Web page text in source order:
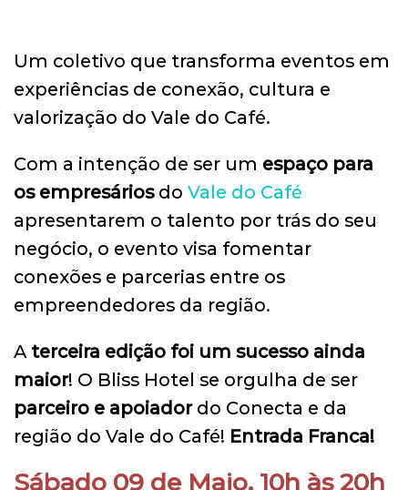
Um coletivo que transforma eventos em
experiências de conexão, cultura e
valorização do Vale do Café.
Com a intenção de ser um espaço para
os empresáriosdo Vale do Café
apresentarem o talento por trás do seu
negócio, o evento visa fomentar
conexões e parcerias entre os
empreendedores da região.
A terceira edição foi um sucesso ainda
maior! O Bliss Hotel se orgulha de ser
parceiro e apoiadordo Conecta e da
região do Vale do Café! Entrada Franca!
Sábado 09 de Maio. 10h às 20h